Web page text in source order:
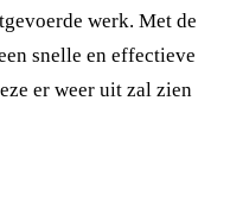
werk. Met de
snelle en effectieve
er weer uit zal zien